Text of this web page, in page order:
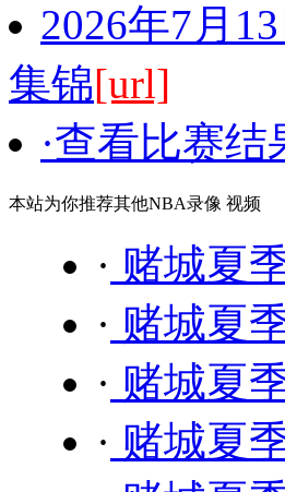
2026年7月
集锦[url]
·查看比赛结
本站为你推荐其他NBA录像 视频
· 赌城夏
· 赌城夏
· 赌城夏
· 赌城夏